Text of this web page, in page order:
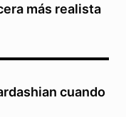
más realista
cuando